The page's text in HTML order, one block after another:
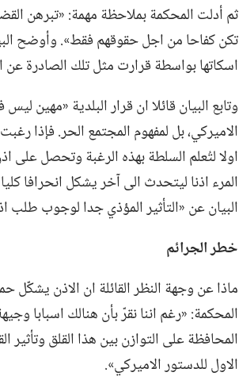
ثم أدلت المحكمة بملاحظة مهمة:‏ «تبرهن
تكن كفاحا من اجل حقوقهم فقط».‏ وأوضح
اسكاتها بواسطة قرارت مثل تلك الصادرة عن
وتابع البيان قائلا ان قرار البلدية «مهين
الاميركي،‏ بل لمفهوم المجتمع الحر.‏ فإذا
اولا لتُعلم السلطة بهذه الرغبة وتحصل على
المرء اذنا ليتحدث الى آخر يشكل انحرافا
البيان عن «التأثير المؤذي جدا لوجوب طلب
خطر الجرائم
ماذا عن وجهة النظر القائلة ان الاذن
المحكمة:‏ «رغم اننا نقرّ بأن هنالك اسبابا
المحافظة على التوازن بين هذا القلق وتأثير
الاول للدستور الاميركي».‏